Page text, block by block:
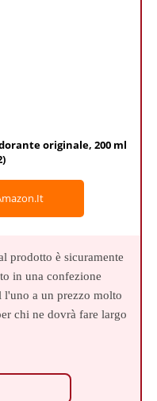
originale, 200 ml
prodotto è sicuramente
in una confezione
l'uno a un prezzo molto
chi ne dovrà fare largo